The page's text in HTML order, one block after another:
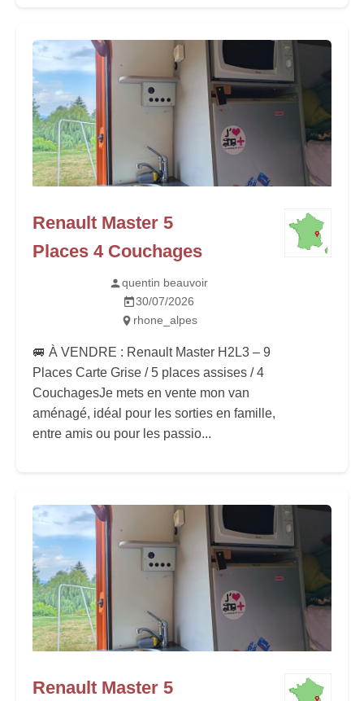
Renault Master 5
Places 4 Couchages
quentin beauvoir
30/07/2026
rhone_alpes
🚐 À VENDRE : Renault Master H2L3 – 9
Places Carte Grise / 5 places assises / 4
Couchages ​Je mets en vente mon van
aménagé, idéal pour les sorties en famille,
entre amis ou pour les passio...
Renault Master 5